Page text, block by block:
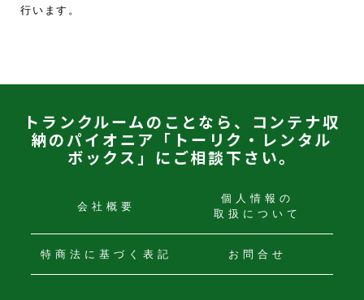
行います。
トランクルームのことなら、コンテナ収
納のパイオニア「トーリク・レンタル
ボックス」にご相談下さい。
会社概要
個人情報の
取扱について
特商法に 基づく表記 お問合せ